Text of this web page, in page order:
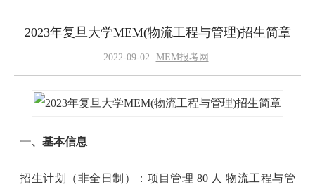
2023年复旦大学MEM(物流工程与管理)招生简章
2022-09-02 MEM报考网
一、基本信息
招生计划（非全日制）：项目管理 80 人 物流工程与管